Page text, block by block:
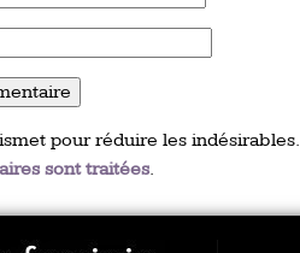
pour réduire les indésirables.
sont traitées.